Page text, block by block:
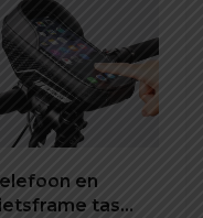
en
tas